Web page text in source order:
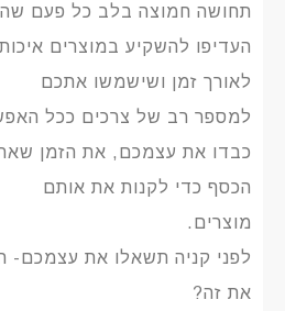
תחושה חמוצה בלב כל פעם
העדיפו להשקיע במוצרים
לאורך זמן ושישמשו אתכם
למספר רב של צרכים ככל
כבדו את עצמכם, את הזמן
הכסף כדי לקנות את אותם
מוצרים.
לפני קניה תשאלו את עצמכם-
את זה?